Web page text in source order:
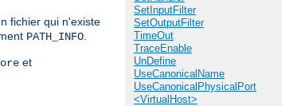
SetInputFilter
SetOutputFilter
TimeOut
TraceEnable
UnDefine
UseCanonicalName
UseCanonicalPhysicalPort
<VirtualHost>
fichier qui n'existe
PATH_INFO.
et